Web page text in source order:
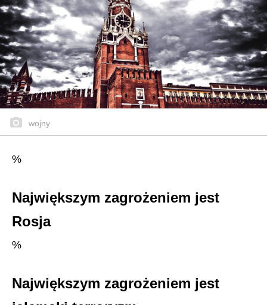
wojny
%
Największym zagrożeniem jest
Rosja
%
Największym zagrożeniem jest